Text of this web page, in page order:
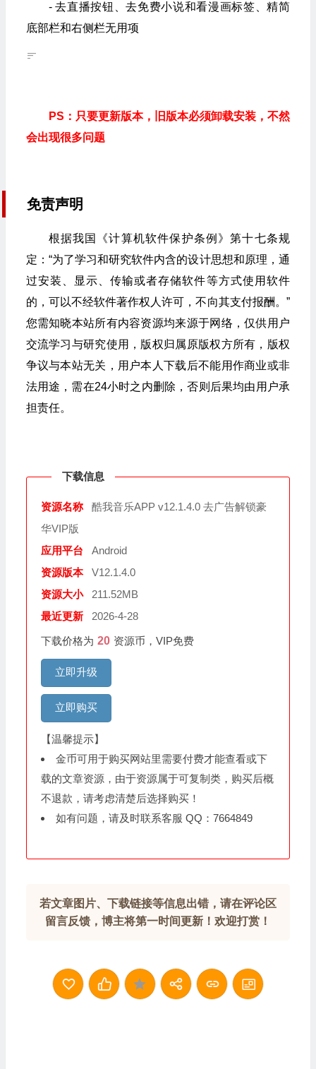
- 去直播按钮、去免费小说和看漫画标签、精简
底部栏和右侧栏无用项
PS：只要更新版本，旧版本必须卸载安装，不然
会出现很多问题
免责声明
根据我国《计算机软件保护条例》第十七条规
定：“为了学习和研究软件内含的设计思想和原理，通
过安装、显示、传输或者存储软件等方式使用软件
的，可以不经软件著作权人许可，不向其支付报酬。”
您需知晓本站所有内容资源均来源于网络，仅供用户
交流学习与研究使用，版权归属原版权方所有，版权
争议与本站无关，用户本人下载后不能用作商业或非
法用途，需在24小时之内删除，否则后果均由用户承
担责任。
下载信息
资源名称
酷我音乐APP v12.1.4.0 去广告解锁豪
华VIP版
应用平台
Android
资源版本
V12.1.4.0
资源大小
211.52MB
最近更新
2026-4-28
下载价格为 20 资源币，VIP免费
立即升级
立即购买
【温馨提示】
金币可用于购买网站里需要付费才能查看或下
载的文章资源，由于资源属于可复制类，购买后概
不退款，请考虑清楚后选择购买！
如有问题，请及时联系客服 QQ：7664849
若文章图片、下载链接等信息出错，请在评论区
留言反馈，博主将第一时间更新！欢迎打赏！